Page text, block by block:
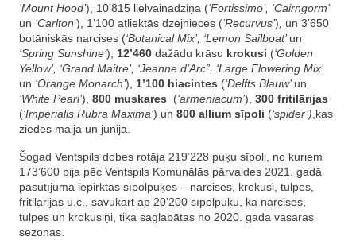
‘Mount Hood’), 10’815 lielvainadziņa (‘Fortissimo’, ‘Cairngorm’
un ‘Carlton‘), 1’100 atliektās dzejnieces (‘Recurvus’)
un 3’650
botāniskās narcises (‘Botanical Mix’, ‘Lemon Sailboat’un
‘Spring Sunshine’), 12’460 dažādu krāsu krokusi (‘Golden
Yellow’, ‘Grand Maitre’, ‘Jeanne d’Arc”, ‘Large Flowering Mix’
un ‘Orange Monarch’), 1’100 hiacintes (‘Delfts Blauw’un
‘White Pearl’), 800 muskares (‘armeniacum’), 300 fritilārijas
(‘Imperialis Rubra Maxima’) un 800 allium sīpoli (‘spider’) ,kas
ziedēs maijā un jūnijā.
Šogad Ventspils dobes rotāja 219’228 puķu sīpoli, no kuriem
173’600 bija pēc Ventspils Komunālās pārvaldes 2021. gadā
pasūtījuma iepirktās sīpolpuķes – narcises, krokusi, tulpes,
fritilārijas u.c., savukārt ap 20’200 sīpolpuķu, kā narcises,
tulpes un krokusiņi, tika saglabātas no 2020. gada vasaras
sezonas.